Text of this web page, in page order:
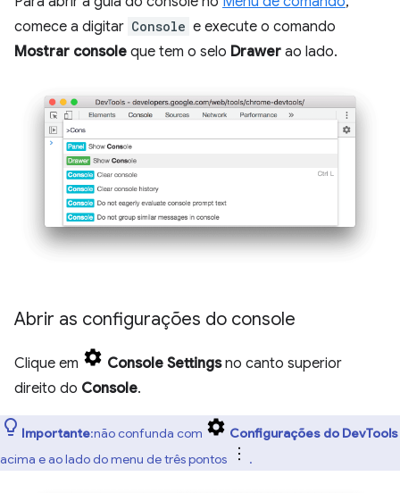
comece a digitar Console e execute o comando
Mostrar console que tem o selo Drawer ao lado.
Abrir as configurações do console
Clique em Console Settingsno canto superior
direito do Console.
Importante:não confunda com
Configurações do DevTools
acima e ao lado do menu de três pontos
.